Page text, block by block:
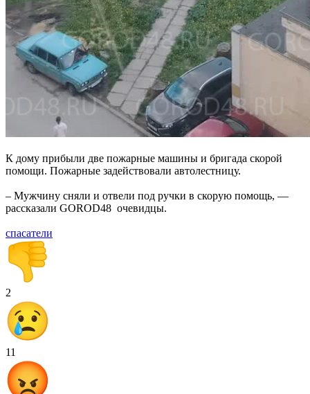
К дому прибыли две пожарные машины и бригада скорой
помощи. Пожарные задействовали автолестницу.
– Мужчину сняли и отвели под ручки в скорую помощь, —
рассказали GOROD48 очевидцы.
спасатели
2
11